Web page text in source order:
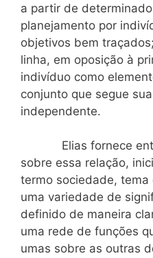
a partir de determinado
planejamento por
objetivos bem
linha, em oposição à
indivíduo como
conjunto que segue
independente.
Elias fornece
sobre essa relação,
termo sociedade, tema
uma variedade de
definido de maneira
uma rede de funções
umas sobre as outras